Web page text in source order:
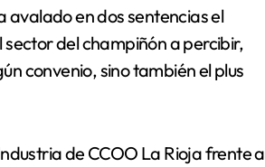
del champiñón a percibir,
convenio, sino también el plus
de CCOO La Rioja frente a